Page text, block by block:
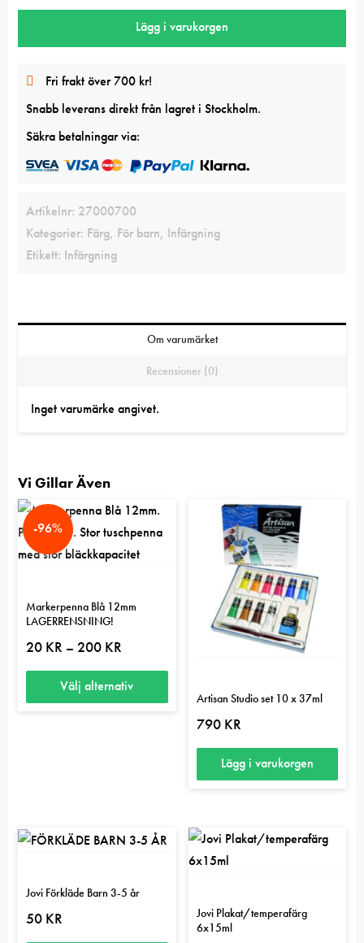
500g
Lägg i varukorgen
Fri frakt över 700 kr!
Snabb leverans direkt från lagret i Stockholm.
Säkra betalningar via:
Artikelnr: 27000700
Kategorier: Färg, För barn, Infärgning
Etikett: Infärgning
Om varumärket
Recensioner (0)
Inget varumärke angivet.
Vi Gillar Även
-96%
Markerpenna Blå 12mm
LAGERRENSNING!
20 KR – 200 KR
till
200 kr
Välj alternativ
De
alternativen
kan
Artisan Studio set 10 x 37ml
790 KR
Lägg i varukorgen
Jovi Förkläde Barn 3-5 år
50 KR
Jovi Plakat/temperafärg
6x15ml